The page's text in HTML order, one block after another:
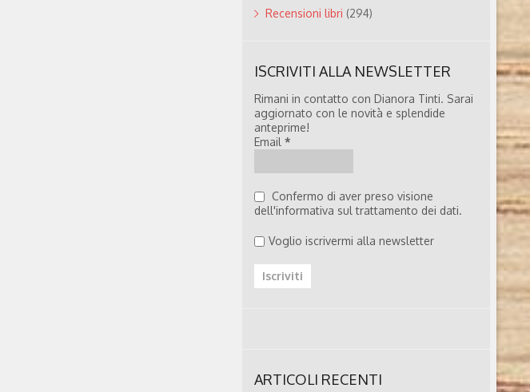
Recensioni libri (294)
ISCRIVITI ALLA NEWSLETTER
Rimani in contatto con Dianora Tinti. Sarai
aggiornato con le novità e splendide
anteprime!
Email *
Confermo di aver preso visione
dell'informativa sul trattamento dei dati.
Voglio iscrivermi alla newsletter
ARTICOLI RECENTI